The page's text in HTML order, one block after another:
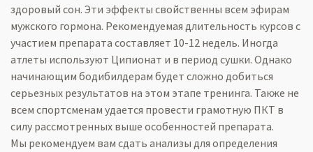
здоровый сон. Эти эффекты свойственны всем эфирам
мужского гормона. Рекомендуемая длительность курсов с
участием препарата составляет 10-12 недель. Иногда
атлеты используют Ципионат и в период сушки. Однако
начинающим бодибилдерам будет сложно добиться
серьезных результатов на этом этапе тренинга. Также не
всем спортсменам удается провести грамотную ПКТ в
силу рассмотренных выше особенностей препарата.
Мы рекомендуем вам сдать анализы для определения